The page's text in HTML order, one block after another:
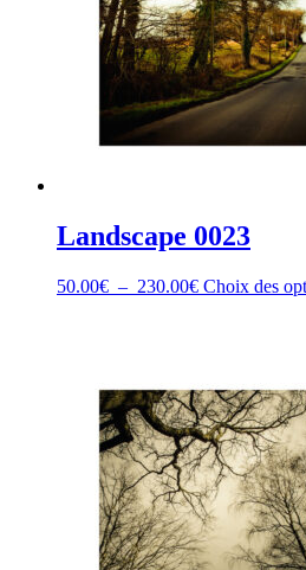
Landscape 0023
50.00€ – 230.00€Plage
230.00€
Choix des